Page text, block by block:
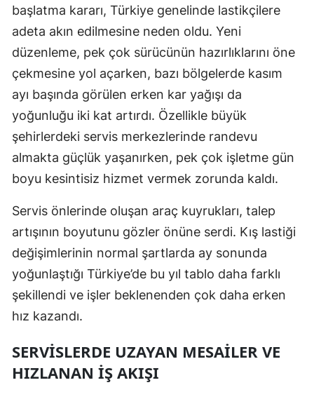
Giresun
Gümüşhane
Hatay
Isparta
Mersin
İstanbul
İzmir
Kars
Kastamonu
Kayseri
Kırşehir
başlatma kararı, Türkiye genelinde lastikçilere
adeta akın edilmesine neden oldu. Yeni
düzenleme, pek çok sürücünün hazırlıklarını öne
çekmesine yol açarken, bazı bölgelerde kasım
ayı başında görülen erken kar yağışı da
yoğunluğu iki kat artırdı. Özellikle büyük
şehirlerdeki servis merkezlerinde randevu
almakta güçlük yaşanırken, pek çok işletme gün
boyu kesintisiz hizmet vermek zorunda kaldı.
Servis önlerinde oluşan araç kuyrukları, talep
artışının boyutunu gözler önüne serdi. Kış lastiği
değişimlerinin normal şartlarda ay sonunda
yoğunlaştığı Türkiye’de bu yıl tablo daha farklı
şekillendi ve işler beklenenden çok daha erken
hız kazandı.
SERVISLERDE UZAYAN MESAILER VE
HIZLANAN İŞ AKIŞI